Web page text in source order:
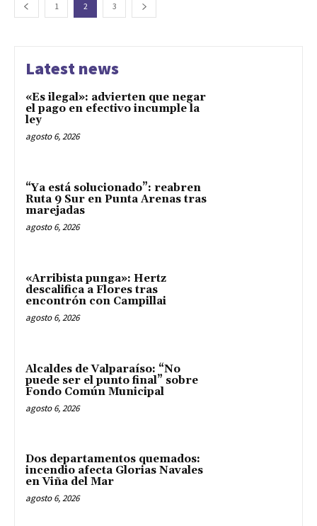
1 2 3
Latest news
«Es ilegal»: advierten que negar
el pago en efectivo incumple la
ley
agosto 6, 2026
“Ya está solucionado”: reabren
Ruta 9 Sur en Punta Arenas tras
marejadas
agosto 6, 2026
«Arribista punga»: Hertz
descalifica a Flores tras
encontrón con Campillai
agosto 6, 2026
Alcaldes de Valparaíso: “No
puede ser el punto final” sobre
Fondo Común Municipal
agosto 6, 2026
Dos departamentos quemados:
incendio afecta Glorias Navales
en Viña del Mar
agosto 6, 2026